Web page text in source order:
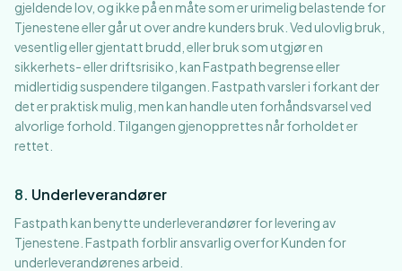
gjeldende lov, og ikke på en måte som er urimelig belastende for
Tjenestene eller går ut over andre kunders bruk. Ved ulovlig bruk,
vesentlig eller gjentatt brudd, eller bruk som utgjør en
sikkerhets- eller driftsrisiko, kan Fastpath begrense eller
midlertidig suspendere tilgangen. Fastpath varsler i forkant der
det er praktisk mulig, men kan handle uten forhåndsvarsel ved
alvorlige forhold. Tilgangen gjenopprettes når forholdet er
rettet.
8. Underleverandører
Fastpath kan benytte underleverandører for levering av
Tjenestene. Fastpath forblir ansvarlig overfor Kunden for
underleverandørenes arbeid.